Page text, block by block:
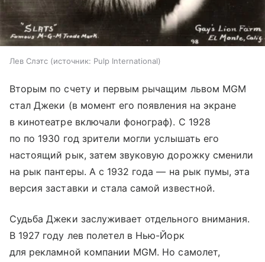
Лев Слэтс источник: Pulp International
Вторым по счету и первым рычащим львом MGM
стал Джеки (в момент его появления на экране
в кинотеатре включали фонограф). С 1928
по по 1930 год зрители могли услышать его
настоящий рык, затем звуковую дорожку сменили
на рык пантеры. А с 1932 года — на рык пумы, эта
версия заставки и стала самой известной.
Судьба Джеки заслуживает отдельного внимания.
В 1927 году лев полетел в Нью-Йорк
для рекламной компании MGM. Но самолет,